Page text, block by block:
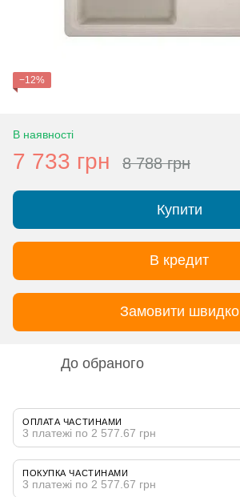
−12%
В наявності
7 733 грн 8 788 грн
Купити
В кредит
Замовити швидко
До обраного
ОПЛАТА ЧАСТИНАМИ
3 платежі по 2 577.67 грн
ПОКУПКА ЧАСТИНАМИ
3 платежі по 2 577.67 грн